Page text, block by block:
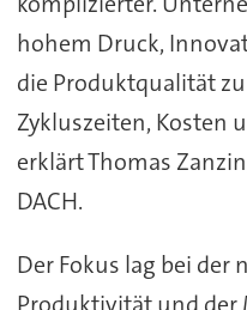
hohem Druck,
die Produktqualität
Zykluszeiten, Kosten
erklärt Thomas
DACH.
Der Fokus lag bei der